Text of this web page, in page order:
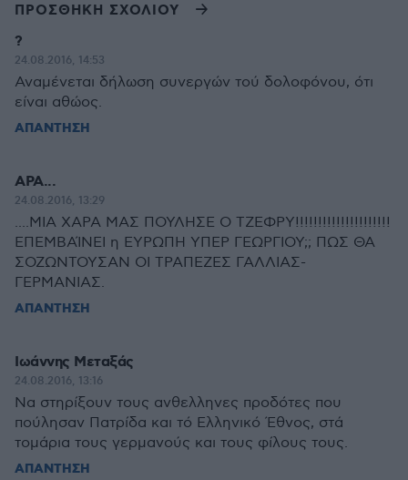
ΠΡΟΣΘΗΚΗ ΣΧΟΛΙΟΥ
?
24.08.2016, 14:53
Αναμένεται δήλωση συνεργών τού δολοφόνου, ότι
είναι αθώος.
ΑΠΑΝΤΗΣΗ
ΑΡΑ...
24.08.2016, 13:29
....ΜΙΑ ΧΑΡΑ ΜΑΣ ΠΟΥΛΗΣΕ Ο ΤΖΕΦΡΥ!!!!!!!!!!!!!!!!!!!!!
ΕΠΕΜΒΑΊΝΕΙ η ΕΥΡΩΠΗ ΥΠΕΡ ΓΕΩΡΓΙΟΥ;; ΠΩΣ ΘΑ
ΣΟΖΩΝΤΟΥΣΑΝ ΟΙ ΤΡΑΠΕΖΕΣ ΓΑΛΛΙΑΣ-
ΓΕΡΜΑΝΙΑΣ.
ΑΠΑΝΤΗΣΗ
Ιωάννης Μεταξάς
24.08.2016, 13:16
Να στηρίξουν τους ανθελληνες προδότες που
πούλησαν Πατρίδα και τό Ελληνικό Έθνος, στά
τομάρια τους γερμανούς και τους φίλους τους.
ΑΠΑΝΤΗΣΗ